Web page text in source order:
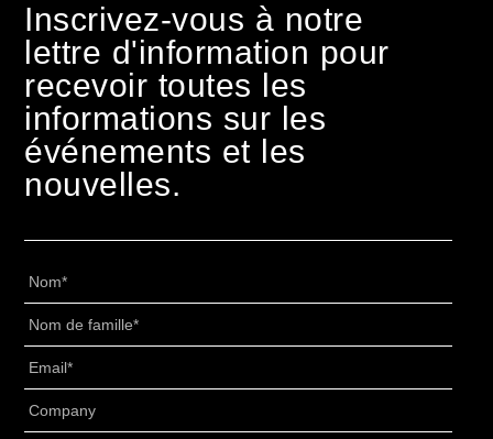
Inscrivez-vous à notre
lettre d'information pour
recevoir toutes les
informations sur les
événements et les
nouvelles.
Titolo *